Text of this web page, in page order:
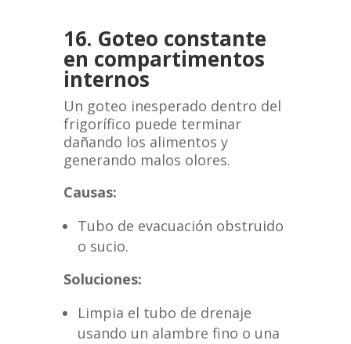
16. Goteo constante
en compartimentos
internos
Un goteo inesperado dentro del
frigorífico puede terminar
dañando los alimentos y
generando malos olores.
Causas:
Tubo de evacuación obstruido
o sucio.
Soluciones:
Limpia el tubo de drenaje
usando un alambre fino o una